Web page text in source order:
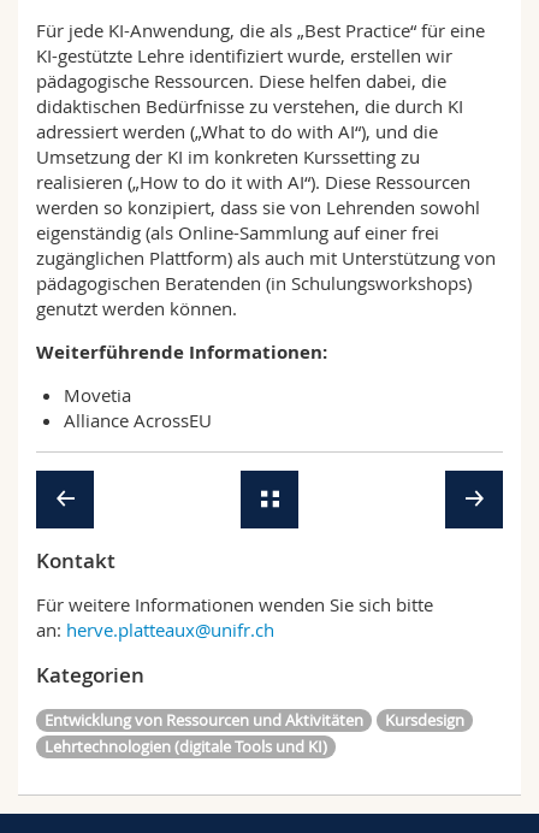
Für jede KI-Anwendung, die als „Best Practice“ für eine
KI-gestützte Lehre identifiziert wurde, erstellen wir
pädagogische Ressourcen. Diese helfen dabei, die
didaktischen Bedürfnisse zu verstehen, die durch KI
adressiert werden („What to do with AI“), und die
Umsetzung der KI im konkreten Kurssetting zu
realisieren („How to do it with AI“). Diese Ressourcen
werden so konzipiert, dass sie von Lehrenden sowohl
eigenständig (als Online-Sammlung auf einer frei
zugänglichen Plattform) als auch mit Unterstützung von
pädagogischen Beratenden (in Schulungsworkshops)
genutzt werden können.
Weiterführende Informationen:
Movetia
Alliance AcrossEU
Kontakt
Für weitere Informationen wenden Sie sich bitte
an: herve.platteaux@unifr.ch
Kategorien
Entwicklung von Ressourcen und Aktivitäten
Kursdesign
Lehrtechnologien (digitale Tools und KI)